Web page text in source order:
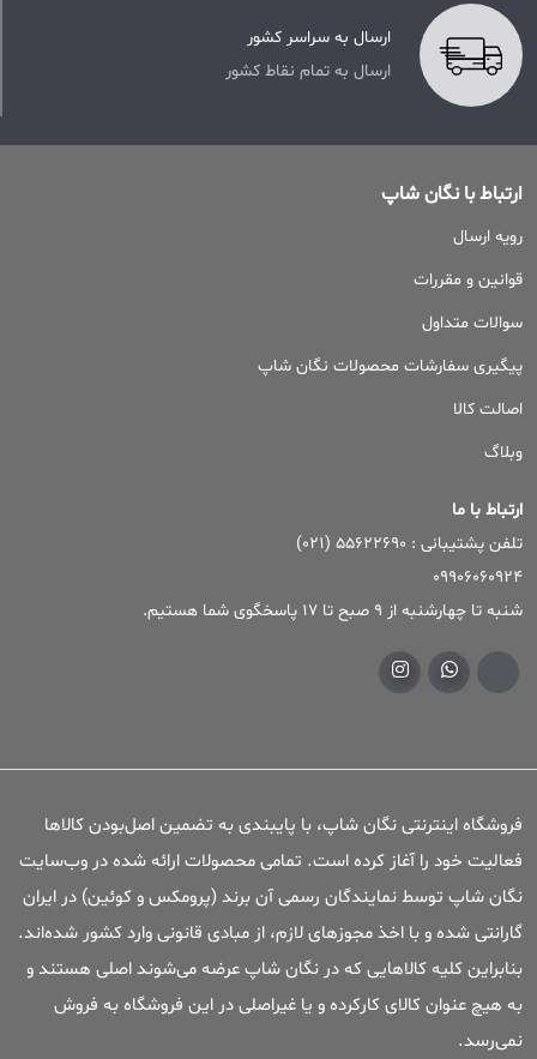
ارسال به سراسر کشور
ارسال به تمام نقاط کشور
ارتباط با نگان شاپ
رویه ارسال
قوانین و مقررات
سوالات متداول
پیگیری سفارشات محصولات نگان شاپ
اصالت کالا
وبلاگ
ارتباط با ما
تلفن پشتیبانی : ۵۵۶۲۲۶۹۰ (۰۲۱)
09906060924
شنبه تا چهارشنبه از 9 صبح تا 17 پاسخگوی شما هستیم.
فروشگاه اینترنتی نگان شاپ، با پایبندی به تضمین اصل‌بودن کالاها
فعالیت خود را آغاز کرده است. تمامی محصولات ارائه شده در وب‌سایت
نگان شاپ توسط نمایندگان رسمی آن برند (پرومکس و کوئین) در ایران
گارانتی شده و با اخذ مجوزهای لازم، از مبادی قانونی وارد کشور شده‌اند.
بنابراین کلیه کالاهایی که در نگان شاپ عرضه می‌شوند اصلی هستند و
به هیچ عنوان کالای کارکرده و یا غیراصلی در این فروشگاه به فروش
نمی‌رسد.